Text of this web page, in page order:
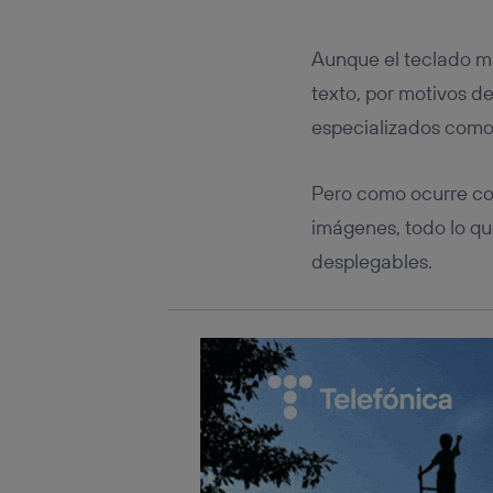
Aunque el teclado
texto, por motivos
especializados como
Pero como ocurre
imágenes, todo lo
desplegables.
Puedes
inferior
Para